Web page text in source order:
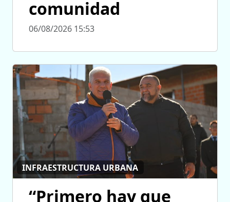
comunidad
06/08/2026 15:53
INFRAESTRUCTURA URBANA
“Primero hay que